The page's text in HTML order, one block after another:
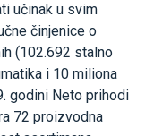
učinak u svim
činjenice o
(102.692 stalno
i 10 miliona
godini Neto prihodi
72 proizvodna